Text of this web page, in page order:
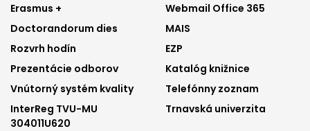
Footer
menu
1
Erasmus +
Doctorandorum dies
Rozvrh hodín
Prezentácie odborov
Vnútorný systém kvality
InterReg TVU-MU
304011U620
Footer
menu
2
Webmail Office 365
MAIS
EZP
Katalóg knižnice
Telefónny zoznam
Trnavská univerzita